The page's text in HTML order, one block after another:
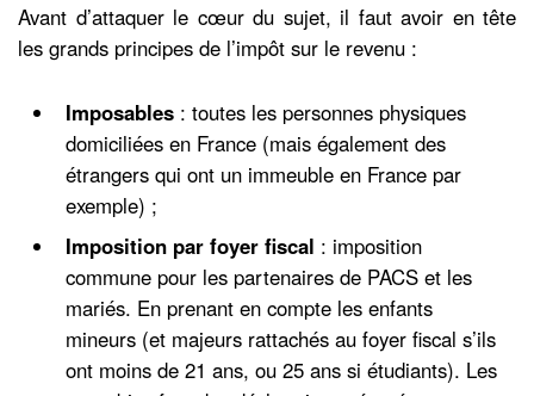
Avant d’attaquer le cœur du sujet, il faut avoir en tête
les grands principes de l’impôt sur le revenu :
Imposables : toutes les personnes physiques
domiciliées en France (mais également des
étrangers qui ont un immeuble en France par
exemple) ;
Imposition par foyer fiscal : imposition
commune pour les partenaires de PACS et les
mariés. En prenant en compte les enfants
mineurs (et majeurs rattachés au foyer fiscal s’ils
ont moins de 21 ans, ou 25 ans si étudiants). Les